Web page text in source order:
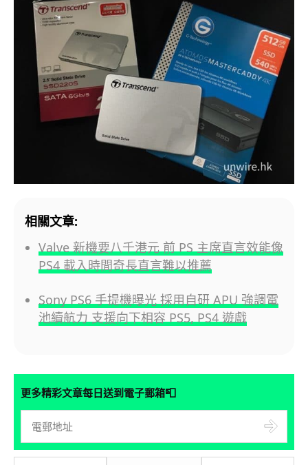
相關文章:
Valve 新機要八千港元 前 PS 主席直言效能像
PS4 載入時間奇長直言難以推薦
Sony PS6 手提機曝光 採用自研 APU 強調電
池續航力 支援向下相容 PS5, PS4 遊戲
更多精彩文章每日送到電子郵箱📮